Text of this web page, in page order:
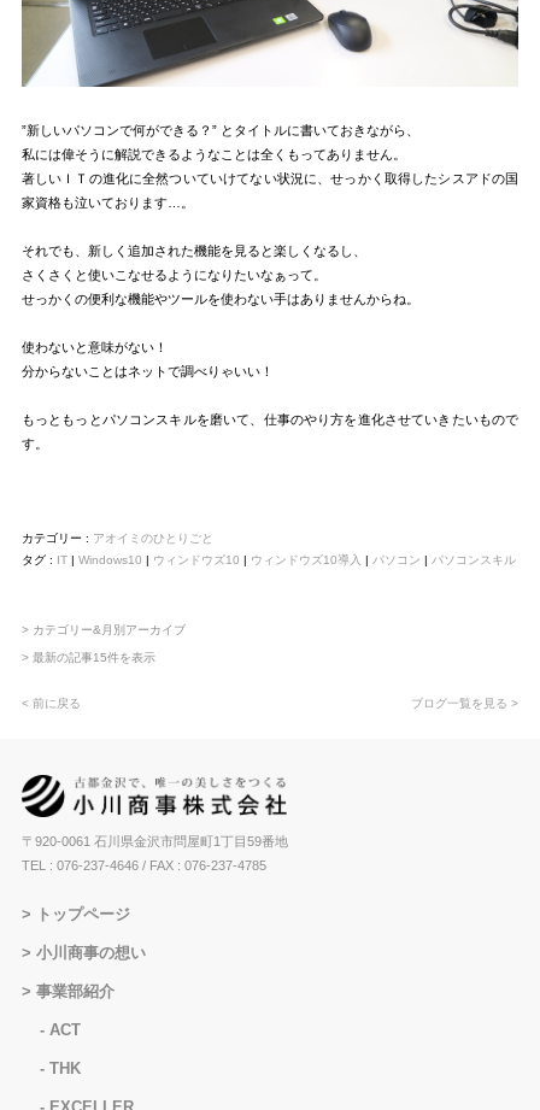
”新しいパソコンで何ができる？” とタイトルに書いておきながら、
私には偉そうに解説できるようなことは全くもってありません。
著しいＩＴの進化に全然ついていけてない状況に、せっかく取得したシスアドの国
家資格も泣いております…。
それでも、新しく追加された機能を見ると楽しくなるし、
さくさくと使いこなせるようになりたいなぁって。
せっかくの便利な機能やツールを使わない手はありませんからね。
使わないと意味がない！
分からないことはネットで調べりゃいい！
もっともっとパソコンスキルを磨いて、仕事のやり方を進化させていきたいもので
す。
カテゴリー : アオイミのひとりごと
タグ : IT| Windows10 | ウィンドウズ10 | ウィンドウズ10導入 | パソコン | パソコンスキル
> カテゴリー&月別アーカイブ
> 最新の記事15件を表示
< 前に戻る ブログ一覧を見る >
〒920-0061 石川県金沢市問屋町1丁目59番地
TEL : 076-237-4646/ FAX : 076-237-4785
トップページ
小川商事の想い
事業部紹介
ACT
THK